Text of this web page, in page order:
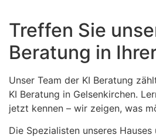
Treffen Sie
Beratung in
Unser Team der KI Beratung
KI Beratung in Gelsenkirchen.
jetzt kennen – wir zeigen, was
Die Spezialisten unseres